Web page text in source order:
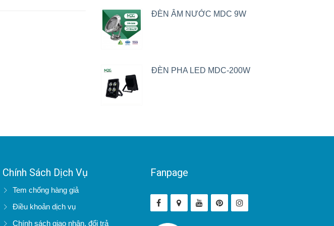
ĐÈN ÂM NƯỚC MDC 9W
ĐÈN PHA LED MDC-200W
Chính Sách Dịch Vụ
Tem chống hàng giả
Điều khoản dịch vụ
Chính sách giao nhận, đổi trả
Fanpage